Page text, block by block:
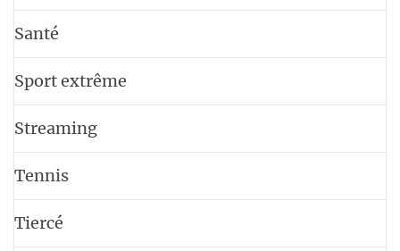
Santé
Sport extrême
Streaming
Tennis
Tiercé